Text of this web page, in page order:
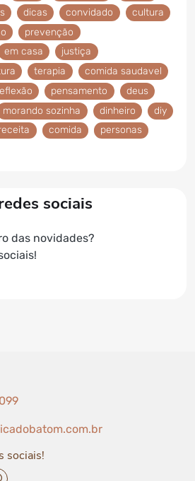
dicas convidado
cultura
prevenção
em casa
justiça
terapia
comida saudavel
pensamento
deus
morando sozinha dinheiro
diy
comida
personas
sociais
das novidades?
do Batomdo Batom
Elétrica do Batom
sociais!